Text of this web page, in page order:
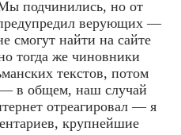
подчинились, но от
верующих —
смогут найти на сайте
тогда же чиновники
текстов, потом
— в общем, наш случай
отреагировал — я
крупнейшие